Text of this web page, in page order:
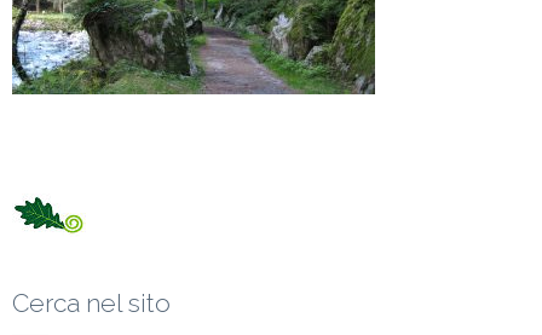
Cerca nel sito